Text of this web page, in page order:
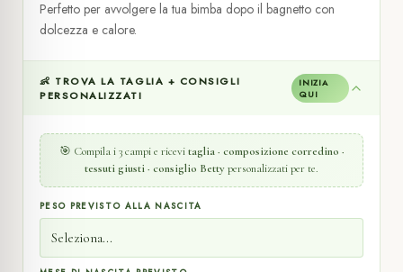
Perfetto per avvolgere la tua bimba dopo il bagnetto con
dolcezza e calore.
👶 TROVA LA TAGLIA + CONSIGLI
PERSONALIZZATI
INIZIA
QUI
🎯 Compila i 3 campi e ricevitaglia · composizione corredino ·
tessuti giusti · consiglio Bettypersonalizzati per te.
PESO PREVISTO ALLA NASCITA